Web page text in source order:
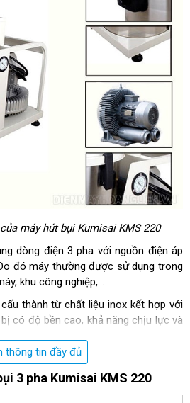
máy hút bụi Kumisai KMS 220
dòng điện 3 pha với nguồn điện áp
đó máy thường được sử dụng trong
khu công nghiệp,…
thành từ chất liệu inox kết hợp với
có độ bền cao, khả năng chịu lực và
thông tin đầy đủ
3 pha Kumisai KMS 220